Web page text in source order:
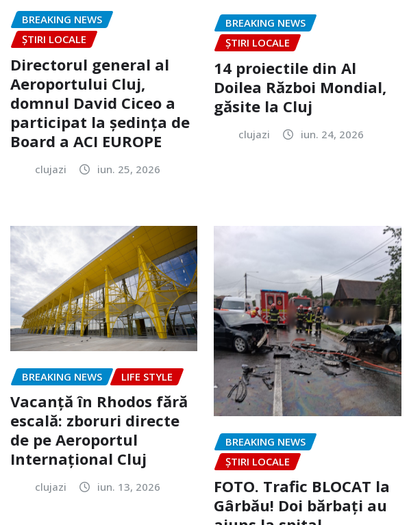
BREAKING NEWS
ȘTIRI LOCALE
Directorul general al
Aeroportului Cluj,
domnul David Ciceo a
participat la ședința de
Board a ACI EUROPE
clujazi iun. 25, 2026
BREAKING NEWS
ȘTIRI LOCALE
14 proiectile din Al
Doilea Război Mondial,
găsite la Cluj
clujazi iun. 24, 2026
BREAKING NEWS LIFE STYLE
Vacanță în Rhodos fără
escală: zboruri directe
de pe Aeroportul
Internațional Cluj
clujazi iun. 13, 2026
BREAKING NEWS
ȘTIRI LOCALE
FOTO. Trafic BLOCAT la
Gârbău! Doi bărbați au